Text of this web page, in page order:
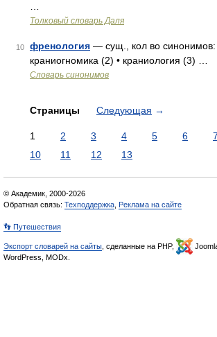
Толковый словарь Даля
10 френология — сущ., кол во синонимов:
краниогномика (2) • краниология (3) …
Словарь синонимов
Страницы Следующая →
1 2 3 4 5 6 7
10
11 12 13
© Академик, 2000-2026
Обратная связь: Техподдержка Реклама на сайте
👣 Путешествия
Экспорт словарей на сайты , сделанные на PHP,
WordPress, MODx.